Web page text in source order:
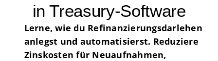
in Treasury-Software
Lerne, wie du Refinanzierungsdarlehen
anlegst und automatisierst. Reduziere
Zinskosten für Neuaufnahmen,